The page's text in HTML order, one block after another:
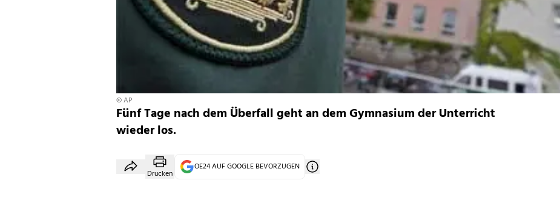
© AP
Fünf Tage nach dem Überfall geht an dem Gymnasium der Unterricht
wieder los.
Drucken
OE24 AUF GOOGLE BEVORZUGEN